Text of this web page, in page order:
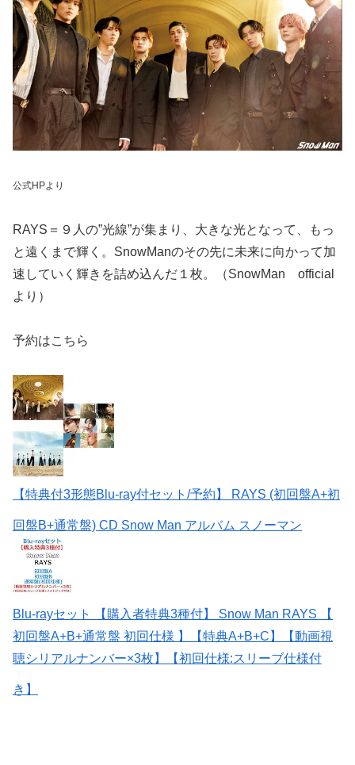
公式HPより
RAYS＝９人の”光線”が集まり、大きな光となって、もっ
と遠くまで輝く。SnowManのその先に未来に向かって加
速していく輝きを詰め込んだ１枚。（SnowMan official
より）
予約はこちら
【特典付3形態Blu-ray付セット/予約】 RAYS (初回盤A+初
回盤B+通常盤) CD Snow Man アルバム スノーマン
Blu-rayセット 【購入者特典3種付】 Snow Man RAYS 【
初回盤A+B+通常盤 初回仕様 】【特典A+B+C】【動画視
聴シリアルナンバー×3枚】【初回仕様:スリーブ仕様付
き】